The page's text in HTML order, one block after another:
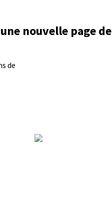
nouvelle page de
de